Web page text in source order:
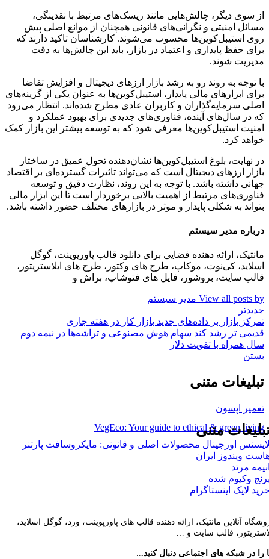
از سوی دیگر، چالش‌هایی مانند ریسک‌های مرتبط با نقدینگی،
مسائل امنیتی و نگرانی‌های قانونی همچنان از موانع اصلی پیش
روی استیبل‌کوین‌ها محسوب می‌شوند. کارشناسان تاکید دارند که
برای حفظ پایداری و اعتماد در بازار، باید این چالش‌ها به دقت
مدیریت شوند.
با توجه به روند رو به رشد بازار ارزهای دیجیتال و افزایش تقاضا
برای ابزارهای مالی پایدار، استیبل‌کوین‌ها به عنوان یکی از گزینه‌های
اصلی سرمایه‌گذاران و کاربران عادی مطرح شده‌اند. انتظار می‌رود
که در سال‌های آینده، فناوری‌های جدیدی برای بهبود عملکرد و
امنیت استیبل‌کوین‌ها معرفی شود که به توسعه بیشتر این بازار کمک
خواهد کرد.
در نهایت، بلوغ استیبل‌کوین‌ها نشان‌دهنده تحول عمیق در ساختار
بازار ارزهای دیجیتال است که می‌تواند تاثیرات گسترده‌ای بر اقتصاد
جهانی داشته باشد. با توجه به این روند، نظارت دقیق و توسعه
فناوری‌های مرتبط از اهمیت بالایی برخوردار است تا این ابزار مالی
بتواند به شکلی پایدار و موثر در بازارهای مختلف حضور داشته باشد.
درباره مدیر سیستم
مانتیک، ارائه دهنده فضایی برای دانلود قالب پاورپوینت، گوگل
اسلاید، کی‌نوت، موکاپ، طرح های وکتور، طرح های ایلاستریتور،
قالب سایت، بروشور، فایل های فتوشاپ، براش و
View all posts by مدیر سیستم
جدیدتر
تمرکز بازار بر داده‌های جدید بازار کار در هفته جاری
قدیمی تر رشد کند سهام هوش مصنوعی و تراشه‌ها در نیمه دوم
سال همراه با تقویت دلار
بستن
تبلیغات متنی
تعمیر اپسون
VegEco: Your guide to ethical & green living
متنی
اورجینال محصولات اصلی و قانونی: مایکروسافت پارتنر
ویندوز ایران
مرتد
وکیوم شده
لایک اینستاگرام
آنلاین مانتیک، ارائه دهنده قالب های پاورپوینت، ورد، گوگل اسلاید،
قالب سایت و …
را در شبکه های اجتماعی دنبال کنید...